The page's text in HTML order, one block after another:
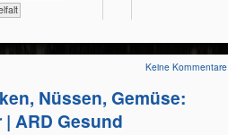
Nüssen, Gemüse:
ARD Gesund
Keine Kommentare